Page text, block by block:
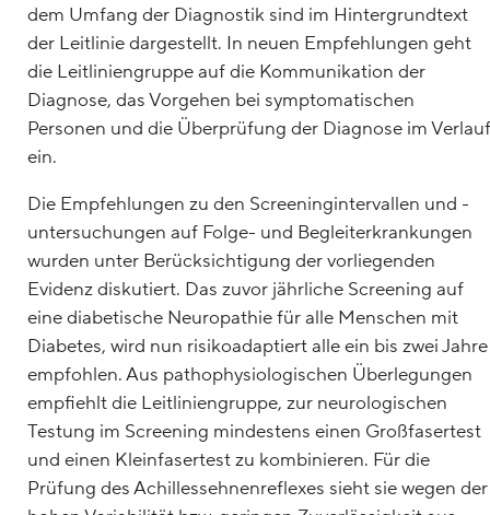
dem Umfang der Diagnostik sind im Hintergrundtext
der Leitlinie dargestellt. In neuen Empfehlungen geht
die Leitliniengruppe auf die Kommunikation der
Diagnose, das Vorgehen bei symptomatischen
Personen und die Überprüfung der Diagnose im Verlauf
ein.
Die Empfehlungen zu den Screeningintervallen und -
untersuchungen auf Folge- und Begleiterkrankungen
wurden unter Berücksichtigung der vorliegenden
Evidenz diskutiert. Das zuvor jährliche Screening auf
eine diabetische Neuropathie für alle Menschen mit
Diabetes, wird nun risikoadaptiert alle ein bis zwei Jahre
empfohlen. Aus pathophysiologischen Überlegungen
empfiehlt die Leitliniengruppe, zur neurologischen
Testung im Screening mindestens einen Großfasertest
und einen Kleinfasertest zu kombinieren. Für die
Prüfung des Achillessehnenreflexes sieht sie wegen der